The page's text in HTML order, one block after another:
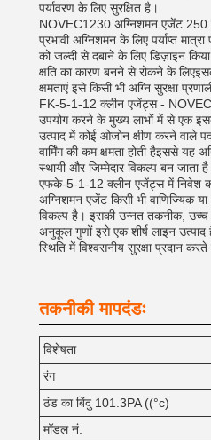
पर्यावरण के लिए सुरक्षित है।
NOVEC1230 अग्निशमन एजेंट 250
प्रभावी अग्निशमन के लिए पर्याप्त
को जल्दी से दबाने के लिए डिज़ाइन
क्षति का कारण बनने से रोकने के
क्षमताएं इसे किसी भी अग्नि सुरक्षा
FK-5-1-12 क्लीन एजेंट्स -
उपयोग करने के मुख्य लाभों में से एक
उत्पाद में कोई ओजोन क्षीण करने वाले
वार्मिंग की कम क्षमता होती हैइससे
स्थायी और जिम्मेदार विकल्प बन जाता
एफके-5-1-12 क्लीन एजेंट्स में निवेश
अग्निशमन एजेंट किसी भी वाणिज्यिक
विकल्प है। इसकी उन्नत तकनीक, उच्च
अनुकूल गुणों इसे एक शीर्ष लाइन
स्थिति में विश्वसनीय सुरक्षा प्रदान करते
तकनीकी मापदंडः
विशेषता
रंग
ठंड का बिंदु 101.3PA ((°c)
मॉडल नं.